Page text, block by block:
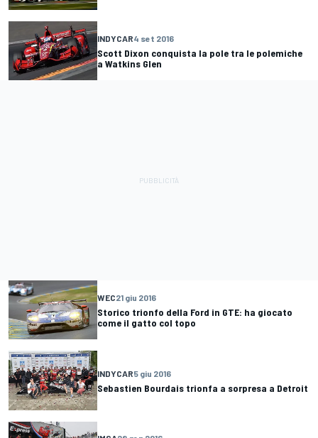
INDYCAR4 set 2016
Scott Dixon conquista la pole tra le polemiche
a Watkins Glen
WEC21 giu 2016
Storico trionfo della Ford in GTE: ha giocato
come il gatto col topo
INDYCAR5 giu 2016
Sebastien Bourdais trionfa a sorpresa a Detroit